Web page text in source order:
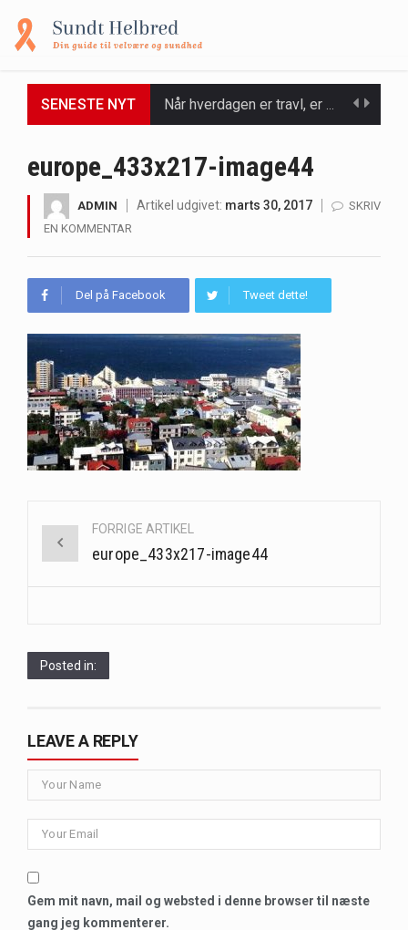
SENESTE NYT Et spaophold er ofte synonymt med afslapning, forkælelse og tid til at lade batterierne op,…
Airfryere har taget verden med storm med deres løfte om at tilberede sprøde og lækre…
europe_433x217-image44
ADMIN Artikel udgivet: marts 30, 2017
SKRIV
EN KOMMENTAR
Del på Facebook Tweet dette!
navigationFORRIGE ARTIKEL
europe_433x217-image44
Posted in:
LEAVE A REPLY
Gem mit navn, mail og websted i denne browser til næste
gang jeg kommenterer.